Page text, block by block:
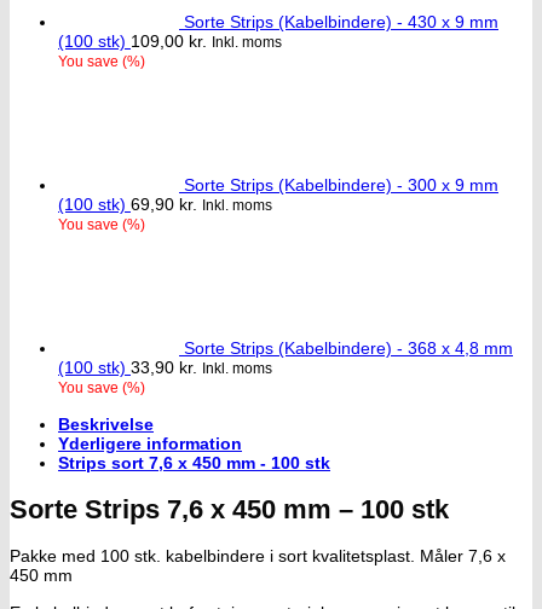
Sorte Strips (Kabelbindere) - 430 x 9 mm
(100 stk) 109,00 kr. Inkl. moms
You save (%)
Sorte Strips (Kabelbindere) - 300 x 9 mm
(100 stk) 69,90 kr. Inkl. moms
You save (%)
Sorte Strips (Kabelbindere) - 368 x 4,8 mm
(100 stk) 33,90 kr. Inkl. moms
You save (%)
Beskrivelse
Yderligere information
Strips sort 7,6 x 450 mm - 100 stk
Sorte Strips 7,6 x 450 mm – 100 stk
Pakke med 100 stk. kabelbindere i sort kvalitetsplast. Måler 7,6 x
450 mm